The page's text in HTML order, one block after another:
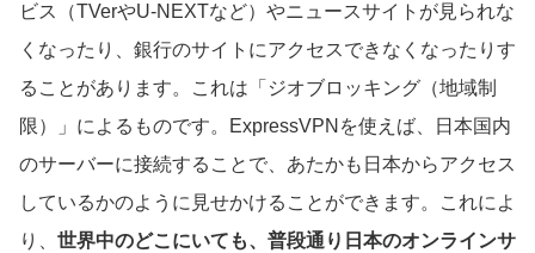
ビス（TVerやU-NEXTなど）やニュースサイトが見られな
くなったり、銀行のサイトにアクセスできなくなったりす
ることがあります。これは「ジオブロッキング（地域制
限）」によるものです。ExpressVPNを使えば、日本国内
のサーバーに接続することで、あたかも日本からアクセス
しているかのように見せかけることができます。これによ
り、 世界中のどこにいても、普段通り日本のオンラインサ